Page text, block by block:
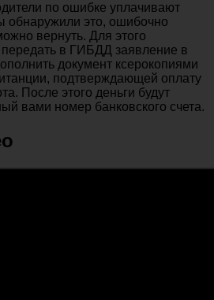
по ошибке уплачивают
это, ошибочно
вернуть. Для этого
передать в ГИБДД заявление в
документ ксерокопиями
подтверждающей оплату
После этого деньги будут
вами номер банковского счета.